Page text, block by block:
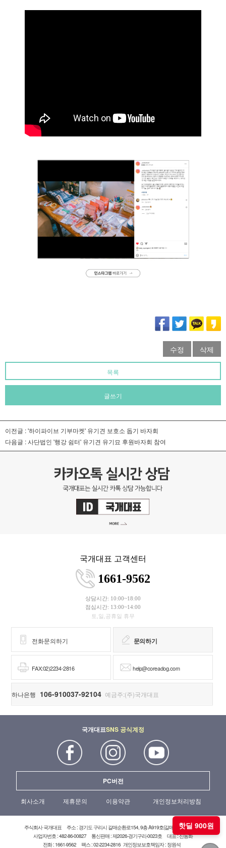
수정 삭제
목록
글쓰기
이전글 :'하이파이브 기부마켓' 유기견 보호소 돕기 바자회
다음글 :사단법인 '행강 쉼터' 유기견 유기묘 후원바자회 참여
국개대표 고객센터
1661-9562
상담시간: 10:00~18:00
점심시간: 13:00~14:00
토,일,공휴일 휴무
전화문의하기 문의하기
FAX:02)2234-2816 help@coreadog.com
하나은행 106-910037-92104 예금주:(주)국개대표
국개대표SNS 공식계정
PC버전
회사소개 제휴문의 이용약관 개인정보처리방침
주식회사 국개대표
주소 : 경기도 구리시 갈매순환로154, 9층 A919호(갈매현대테라타워)
사업자번호 : 482-86-00827
통신판매 : 제2026-경기구리-0023호
대표 : 신동화
전화 : 1661-9562
팩스 : 02-2234-2816 개인정보보호책임자 : 정원석
핫딜 900원